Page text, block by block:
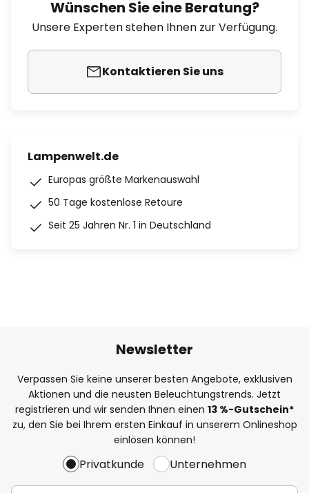
Wünschen Sie eine Beratung?
Unsere Experten stehen Ihnen zur Verfügung.
Kontaktieren Sie uns
Lampenwelt.de
Europas größte Markenauswahl
50 Tage kostenlose Retoure
Seit 25 Jahren Nr. 1 in Deutschland
Newsletter
Verpassen Sie keine unserer besten Angebote, exklusiven
Aktionen und die neusten Beleuchtungstrends. Jetzt
registrieren und wir senden Ihnen einen 13 %-Gutschein*
zu, den Sie bei Ihrem ersten Einkauf in unserem Onlineshop
einlösen können!
Privatkunde Unternehmen